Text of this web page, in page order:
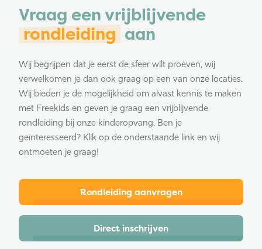
Vraag een vrijblijvende
rondleiding aan
Wij begrijpen dat je eerst de sfeer wilt proeven, wij
verwelkomen je dan ook graag op een van onze locaties.
Wij bieden je de mogelijkheid om alvast kennis te maken
met Freekids en geven je graag een vrijblijvende
rondleiding bij onze kinderopvang. Ben je
geïnteresseerd? Klik op de onderstaande link en wij
ontmoeten je graag!
Rondleiding aanvragen
Direct inschrijven